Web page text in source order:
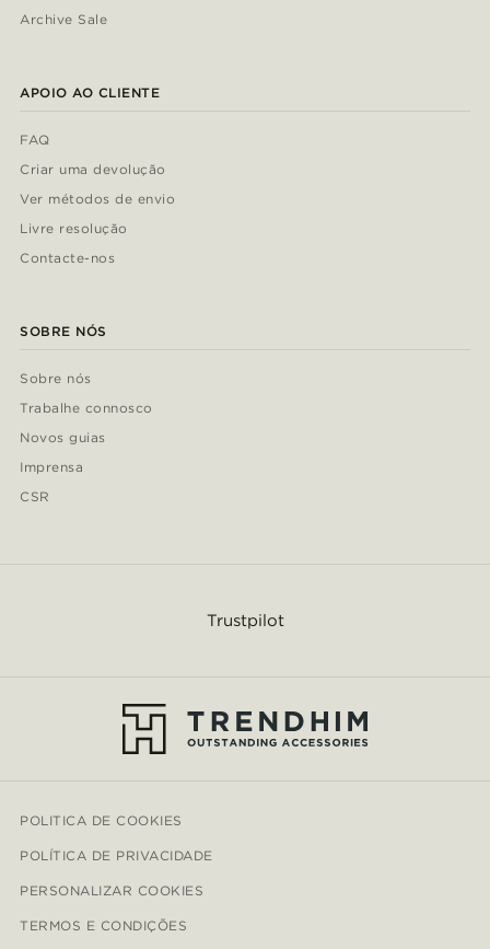
Archive Sale
APOIO AO CLIENTE
FAQ
Criar uma devolução
Ver métodos de envio
Livre resolução
Contacte-nos
SOBRE NÓS
Sobre nós
Trabalhe connosco
Novos guias
Imprensa
CSR
Trustpilot
POLITICA DE COOKIES
POLÍTICA DE PRIVACIDADE
PERSONALIZAR COOKIES
TERMOS E CONDIÇÕES